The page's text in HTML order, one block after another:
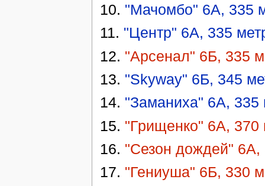
10. "Мачомбо" 6А, 335
11. "Центр" 6А, 335
12. "Арсенал" 6Б, 335
13. "Skyway" 6Б, 345
14. "Заманиха" 6А, 335
15. "Грищенко" 6А, 370
16. "Сезон дождей" 6А,
17. "Гениуша" 6Б, 330